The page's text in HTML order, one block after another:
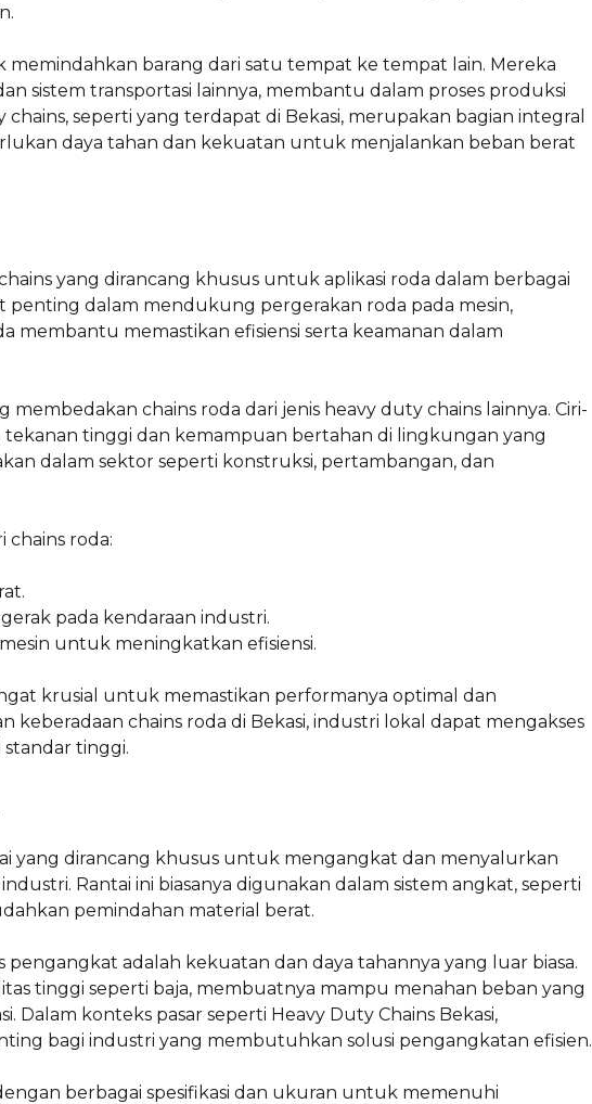
barang dari satu tempat ke tempat lain. Mereka
sistem transportasi lainnya, membantu dalam proses produksi
seperti yang terdapat di Bekasi, merupakan bagian integral
daya tahan dan kekuatan untuk menjalankan beban berat
yang dirancang khusus untuk aplikasi roda dalam berbagai
penting dalam mendukung pergerakan roda pada mesin,
membantu memastikan efisiensi serta keamanan dalam
chains roda dari jenis heavy duty chains lainnya. Ciri-
tinggi dan kemampuan bertahan di lingkungan yang
dalam sektor seperti konstruksi, pertambangan, dan
chains roda:
pada kendaraan industri.
untuk meningkatkan efisiensi.
krusial untuk memastikan performanya optimal dan
keberadaan chains roda di Bekasi, industri lokal dapat mengakses
tinggi.
yang dirancang khusus untuk mengangkat dan menyalurkan
Rantai ini biasanya digunakan dalam sistem angkat, seperti
pemindahan material berat.
pengangkat adalah kekuatan dan daya tahannya yang luar biasa.
tinggi seperti baja, membuatnya mampu menahan beban yang
Dalam konteks pasar seperti Heavy Duty Chains Bekasi,
bagi industri yang membutuhkan solusi pengangkatan efisien.
berbagai spesifikasi dan ukuran untuk memenuhi